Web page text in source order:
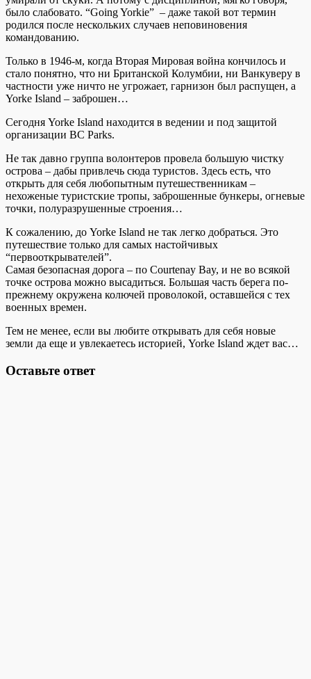
было слабовато. “Going Yorkie” – даже такой вот термин
родился после нескольких случаев неповиновения
командованию.
Только в 1946-м, когда Вторая Мировая война кончилось и
стало понятно, что ни Британской Колумбии, ни Ванкуверу в
частности уже ничто не угрожает, гарнизон был распущен, а
Yorke Island – заброшен…
Сегодня Yorke Island находится в ведении и под защитой
организации BC Parks.
Не так давно группа волонтеров провела большую чистку
острова – дабы привлечь сюда туристов. Здесь есть, что
открыть для себя любопытным путешественникам –
нехоженые туристские тропы, заброшенные бункеры, огневые
точки, полуразрушенные строения…
К сожалению, до Yorke Island не так легко добраться. Это
путешествие только для самых настойчивых
“первооткрывателей”.
Самая безопасная дорога – по Courtenay Bay, и не во всякой
точке острова можно высадиться. Большая часть берега по-
прежнему окружена колючей проволокой, оставшейся с тех
военных времен.
Тем не менее, если вы любите открывать для себя новые
земли да еще и увлекаетесь историей, Yorke Island ждет вас…
Оставьте ответ